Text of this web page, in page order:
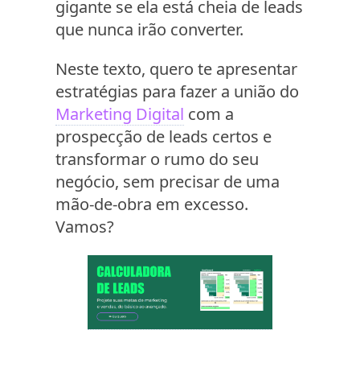
gigante se ela está cheia de leads
que nunca irão converter.
Neste texto, quero te apresentar
estratégias para fazer a união do
Marketing Digital com a
prospecção de leads certos e
transformar o rumo do seu
negócio, sem precisar de uma
mão-de-obra em excesso.
Vamos?